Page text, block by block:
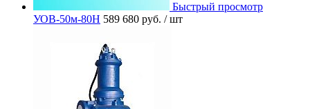
Быстрый просмотр
УОВ-50м-80Н 589 680 руб. / шт